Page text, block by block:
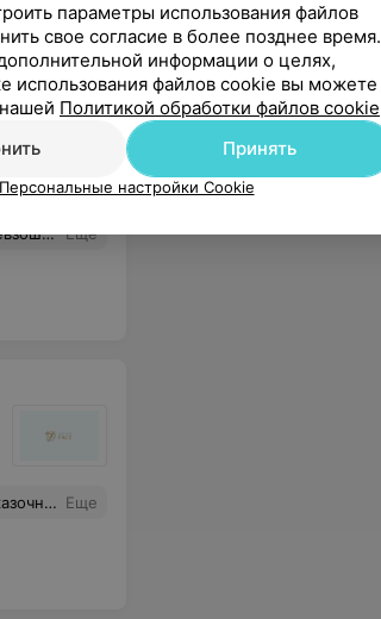
Для женщин
в менопаузе
центра! Еще
ли смогу доверить его кому-то еще Еще
параметры использования файлов
свое согласие в более позднее время.
информации о целях,
использования файлов cookie вы можете
Политикой обработки файлов cookie
Принять
Персональные настройки Cookie